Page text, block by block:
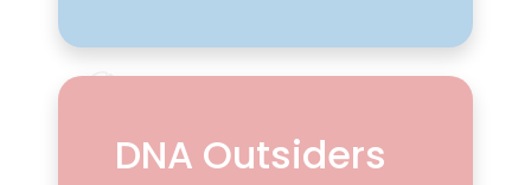
DNA Outsiders